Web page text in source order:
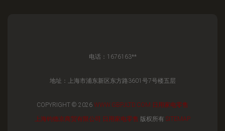
电话：1676163**
地址：上海市浦东新区东方路3601号7号楼五层
COPYRIGHT © 2026 WWW.GBPJLTD.COM 日用家电零售
上海钧德京商贸有限公司
日用家电零售 版权所有 SITEMAP